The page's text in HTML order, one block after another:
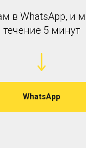
в WhatsApp, и
течение 5 минут
WhatsApp